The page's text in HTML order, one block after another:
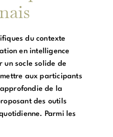
du contexte
en intelligence
un socle solide de
aux participants
de la
des outils
Parmi les